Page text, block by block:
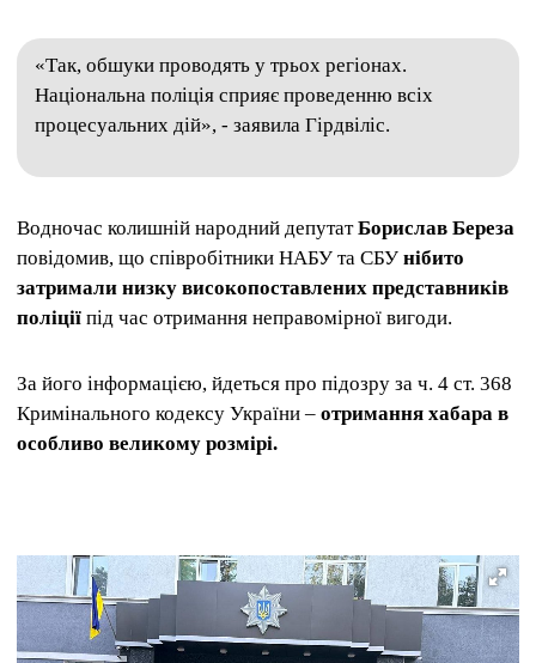
«Так, обшуки проводять у трьох регіонах.
Національна поліція сприяє проведенню всіх
процесуальних дій», - заявила Гірдвіліс.
Водночас колишній народний депутатБорислав Береза
повідомив, що співробітники НАБУ та СБУ нібито
затримали низку високопоставлених представників
поліції під час отримання неправомірної вигоди.
За його інформацією, йдеться про підозру за ч. 4 ст. 368
Кримінального кодексу України – отримання хабара в
особливо великому розмірі.